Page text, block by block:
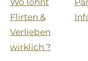
Wo lohnt
Flirten &
Verlieben
wirklich ?